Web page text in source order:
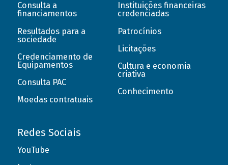
Consulta a
financiamentos
Resultados para a
sociedade
Credenciamento de
Equipamentos
Consulta PAC
Moedas contratuais
Instituições financeiras
credenciadas
Patrocínios
Licitações
Cultura e economia
criativa
Conhecimento
Redes Sociais
YouTube